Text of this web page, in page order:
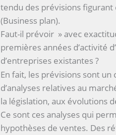
tendu des prévisions figurant
(Business plan).
Faut-il prévoir » avec
premières années d’activité
d’entreprises existantes ?
En fait, les prévisions sont
d’analyses relatives au
la législation, aux évolutions
Ce sont ces analyses qui
hypothèses de ventes. Des